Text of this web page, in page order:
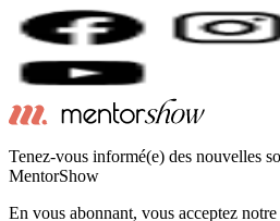
Tenez-vous informé(e) des nouvelles
MentorShow
En vous abonnant, vous acceptez